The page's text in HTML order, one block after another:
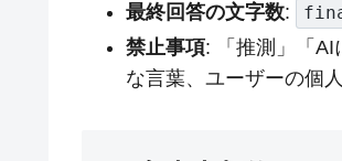
最終回答の文字数:
禁止事項: 「推測」「AI
な言葉、ユーザーの個